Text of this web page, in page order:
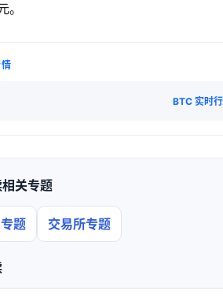
。
BTC 实时
关专题
题 交易所专题